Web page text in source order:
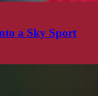
a Sky Sport